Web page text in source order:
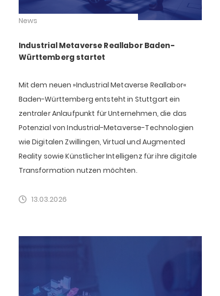
News
Industrial Metaverse Reallabor Baden-
Württemberg startet
Mit dem neuen »Industrial Metaverse Reallabor«
Baden-Württemberg entsteht in Stuttgart ein
zentraler Anlaufpunkt für Unternehmen, die das
Potenzial von Industrial-Metaverse-Technologien
wie Digitalen Zwillingen, Virtual und Augmented
Reality sowie Künstlicher Intelligenz für ihre digitale
Transformation nutzen möchten.
13.03.2026